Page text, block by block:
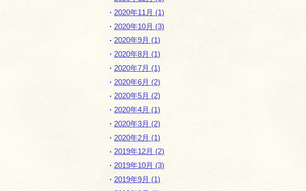
2020年11月 (1)
2020年10月 (3)
2020年9月 (1)
2020年8月 (1)
2020年7月 (1)
2020年6月 (2)
2020年5月 (2)
2020年4月 (1)
2020年3月 (2)
2020年2月 (1)
2019年12月 (2)
2019年10月 (3)
2019年9月 (1)